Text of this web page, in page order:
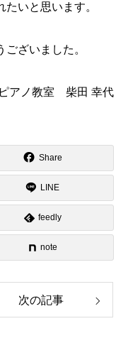
いと思います。
ざいました。
アノ教室 柴田 幸代
Share
LINE
feedly
note
次の記事